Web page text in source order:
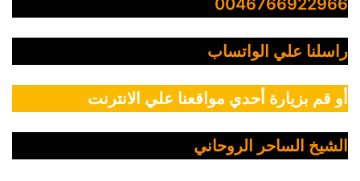
0046766922966
راسلنا علي الواتساب
أو قم بزيارة أحدي مواقعنا علي الانترنت
الشيخ الساحر الروحاني